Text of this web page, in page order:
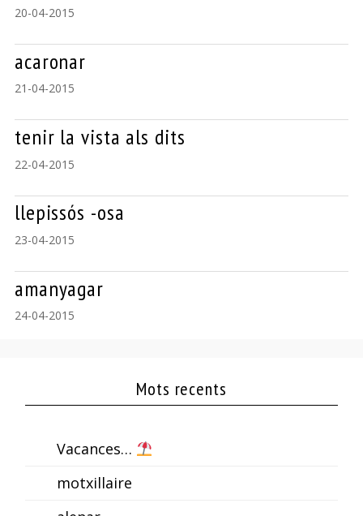
20-04-2015
acaronar
21-04-2015
tenir la vista als dits
22-04-2015
llepissós -osa
23-04-2015
amanyagar
24-04-2015
Mots recents
Vacances…
motxillaire